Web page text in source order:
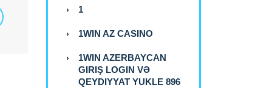
1
1WIN AZ CASINO
1WIN AZERBAYCAN
GIRIŞ LOGIN VƏ
QEYDIYYAT YUKLE 896